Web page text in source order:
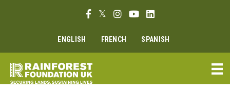
Enlace Facebook
Enlace Twitter
Enlace Instagram
Enlace Youtube
Linkedin link
ENGLISH FRENCH SPANISH